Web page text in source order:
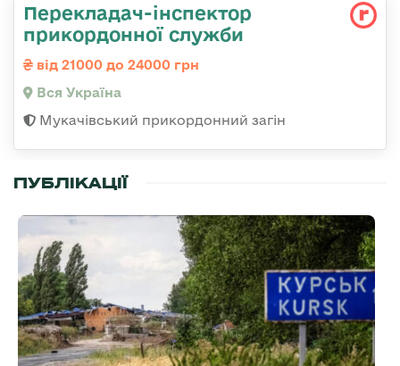
Перекладач-інспектор
прикордонної служби
від 21000 до 24000 грн
Вся Україна
Мукачівський прикордонний загін
ПУБЛІКАЦІЇ